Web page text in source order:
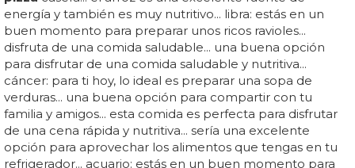
energía y también es muy nutritivo... libra: estás en un
buen momento para preparar unos ricos ravioles...
disfruta de una comida saludable... una buena opción
para disfrutar de una comida saludable y nutritiva...
cáncer: para ti hoy, lo ideal es preparar una sopa de
verduras... una buena opción para compartir con tu
familia y amigos... esta comida es perfecta para disfrutar
de una cena rápida y nutritiva... sería una excelente
opción para aprovechar los alimentos que tengas en tu
refrigerador... acuario: estás en un buen momento para